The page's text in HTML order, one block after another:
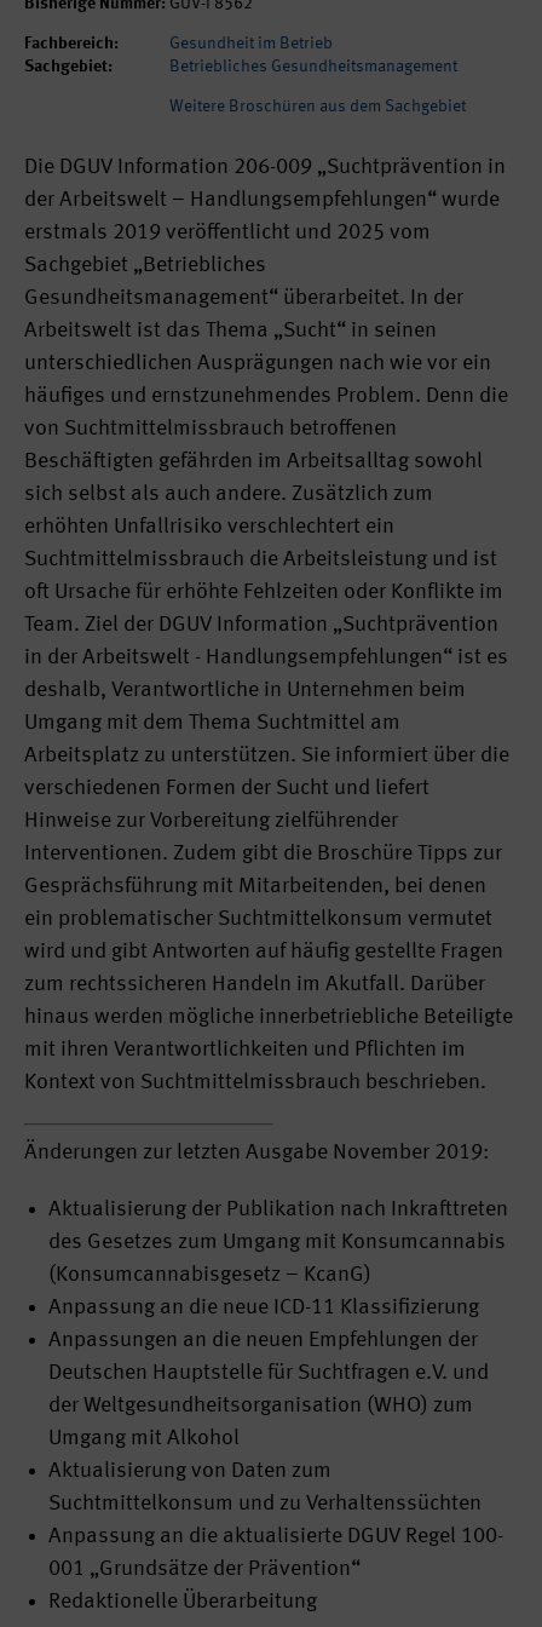
Bisherige Nummer: GUV-I 8562
Fachbereich:
Gesundheit im Betrieb
Sachgebiet:
Betriebliches Gesundheitsmanagement
Weitere Broschüren aus dem Sachgebiet
Die DGUV Information 206-009 „Suchtprävention in
der Arbeitswelt – Handlungsempfehlungen“ wurde
erstmals 2019 veröffentlicht und 2025 vom
Sachgebiet „Betriebliches
Gesundheitsmanagement“ überarbeitet. In der
Arbeitswelt ist das Thema „Sucht“ in seinen
unterschiedlichen Ausprägungen nach wie vor ein
häufiges und ernstzunehmendes Problem. Denn die
von Suchtmittelmissbrauch betroffenen
Beschäftigten gefährden im Arbeitsalltag sowohl
sich selbst als auch andere. Zusätzlich zum
erhöhten Unfallrisiko verschlechtert ein
Suchtmittelmissbrauch die Arbeitsleistung und ist
oft Ursache für erhöhte Fehlzeiten oder Konflikte im
Team. Ziel der DGUV Information „Suchtprävention
in der Arbeitswelt - Handlungsempfehlungen“ ist es
deshalb, Verantwortliche in Unternehmen beim
Umgang mit dem Thema Suchtmittel am
Arbeitsplatz zu unterstützen. Sie informiert über die
verschiedenen Formen der Sucht und liefert
Hinweise zur Vorbereitung zielführender
Interventionen. Zudem gibt die Broschüre Tipps zur
Gesprächsführung mit Mitarbeitenden, bei denen
ein problematischer Suchtmittelkonsum vermutet
wird und gibt Antworten auf häufig gestellte Fragen
zum rechtssicheren Handeln im Akutfall. Darüber
hinaus werden mögliche innerbetriebliche Beteiligte
mit ihren Verantwortlichkeiten und Pflichten im
Kontext von Suchtmittelmissbrauch beschrieben.
Änderungen zur letzten Ausgabe November 2019:
Aktualisierung der Publikation nach Inkrafttreten
des Gesetzes zum Umgang mit Konsumcannabis
(Konsumcannabisgesetz – KcanG)
Anpassung an die neue ICD-11 Klassifizierung
Anpassungen an die neuen Empfehlungen der
Deutschen Hauptstelle für Suchtfragen e.V. und
der Weltgesundheitsorganisation (WHO) zum
Umgang mit Alkohol
Aktualisierung von Daten zum
Suchtmittelkonsum und zu Verhaltenssüchten
Anpassung an die aktualisierte DGUV Regel 100-
001 „Grundsätze der Prävention“
Redaktionelle Überarbeitung